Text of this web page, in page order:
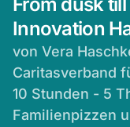
Innovation
von Vera
Caritasverband
10 Stunden - 5
Familienpizzen